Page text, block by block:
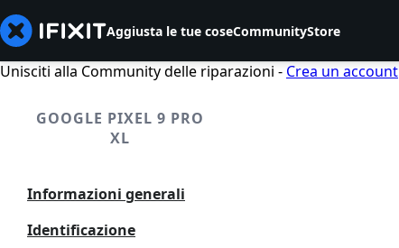
Aggiusta le tue coseCommunityStore
Unisciti alla Community delle riparazioni - Crea un account
GOOGLE PIXEL 9 PRO
XL
Informazioni generali
Identificazione